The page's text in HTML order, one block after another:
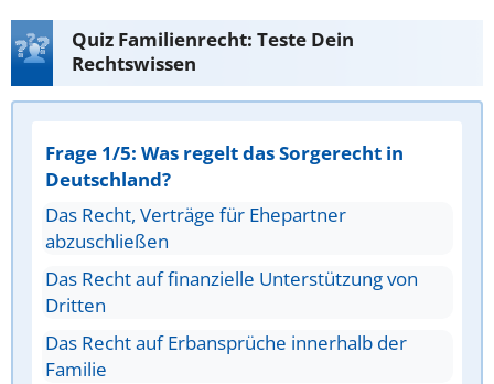
Quiz Familienrecht: Teste Dein
Rechtswissen
Frage 1/5: Was regelt das Sorgerecht in
Deutschland?
Das Recht, Verträge für Ehepartner
abzuschließen
Das Recht auf finanzielle Unterstützung von
Dritten
Das Recht auf Erbansprüche innerhalb der
Familie